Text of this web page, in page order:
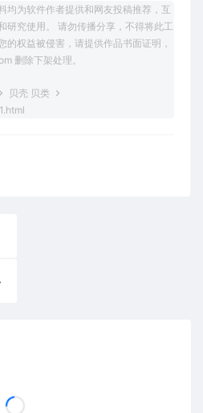
均为软件作者提供和网友投稿推荐，互
研究使用。 请勿传播分享，不得将此工
的权益被侵害，请提供作品书面证明，
删除下架处理。
贝壳 贝类